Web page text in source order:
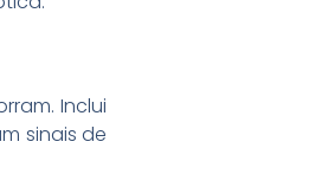
Inclui
sinais de